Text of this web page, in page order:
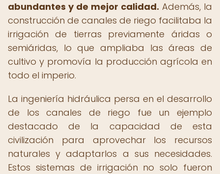
abundantes y de mejor calidad. Además, la
construcción de canales de riego facilitaba la
irrigación de tierras previamente áridas o
semiáridas, lo que ampliaba las áreas de
cultivo y promovía la producción agrícola en
todo el imperio.
La ingeniería hidráulica persa en el desarrollo
de los canales de riego fue un ejemplo
destacado de la capacidad de esta
civilización para aprovechar los recursos
naturales y adaptarlos a sus necesidades.
Estos sistemas de irrigación no solo fueron